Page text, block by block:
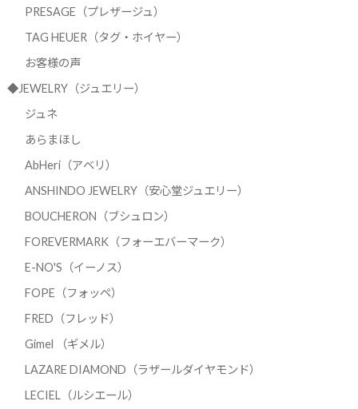
PRESAGE（プレザージュ）
TAG HEUER（タグ・ホイヤー）
お客様の声
◆JEWELRY（ジュエリー）
ジュネ
あらまほし
AbHeri（アベリ）
ANSHINDO JEWELRY（安心堂ジュエリー）
BOUCHERON（ブシュロン）
FOREVERMARK（フォーエバーマーク）
E-NO'S（イーノス）
FOPE（フォッペ）
FRED（フレッド）
Gimel （ギメル）
LAZARE DIAMOND（ラザールダイヤモンド）
LECIEL（ルシエール）